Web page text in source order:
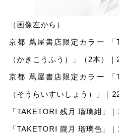
（画像左から）
京都 蔦屋書店限定カラー 「
（かきこうふう）」（2本）｜
京都 蔦屋書店限定カラー 「
（そうらいすいしょう）」｜
「TAKETORI 残⽉ 瑠璃紺」
「TAKETORI 朧⽉ 瑠璃⾊」